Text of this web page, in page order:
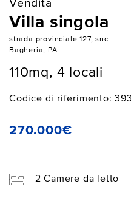
Vendita
Villa singola
strada provinciale 127, snc
Bagheria, PA
110mq, 4 locali
Codice di riferimento:
270.000€
2 Camere da letto